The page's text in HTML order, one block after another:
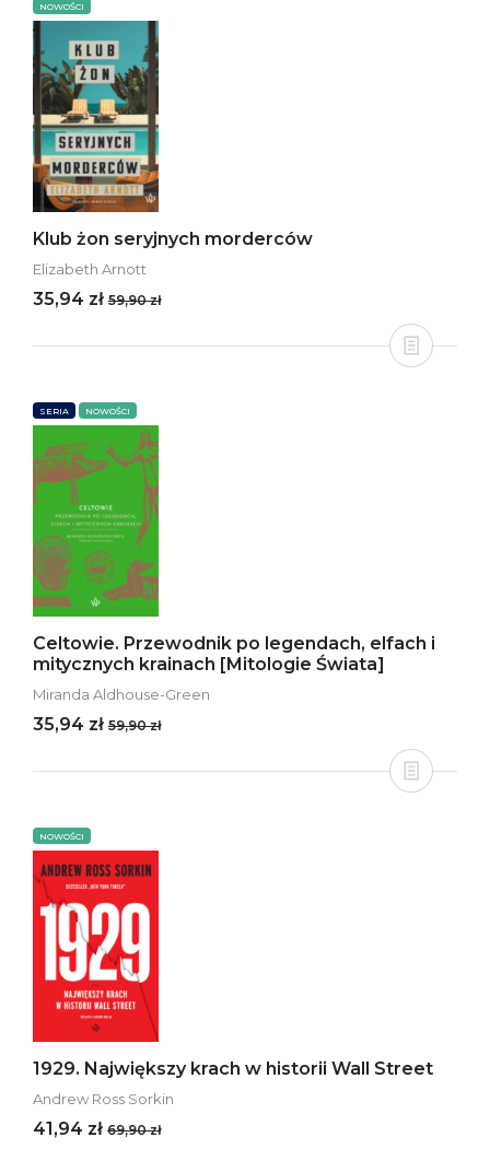
NOWOŚCI
Klub żon seryjnych morderców
Elizabeth Arnott
35,94 zł 59,90 zł
SERIA NOWOŚCI
Celtowie. Przewodnik po legendach, elfach i
mitycznych krainach [Mitologie Świata]
Miranda Aldhouse-Green
35,94 zł 59,90 zł
NOWOŚCI
1929. Największy krach w historii Wall Street
Andrew Ross Sorkin
41,94 zł 69,90 zł